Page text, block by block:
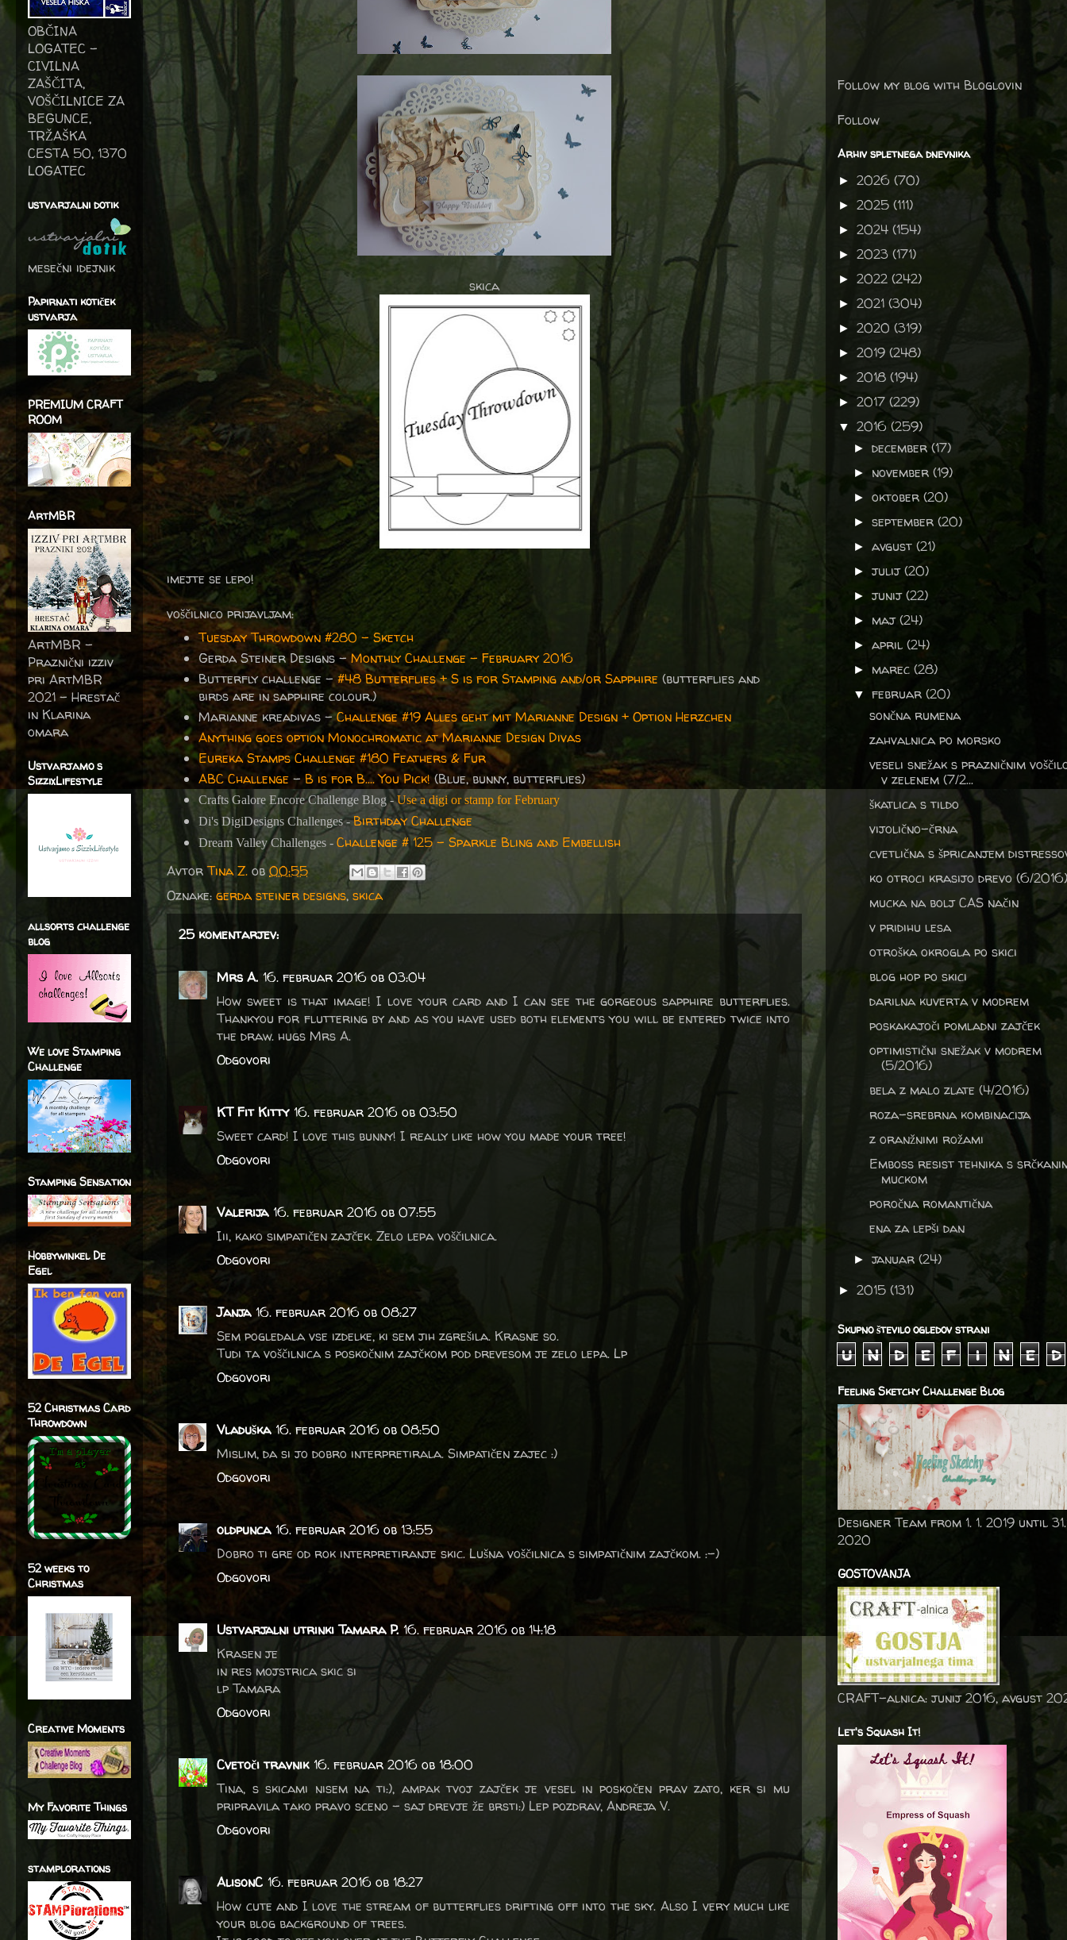
skica
imejte se lepo!
voščilnico prijavljam:
Tuesday Throwdown #280 - Sketch
Gerda Steiner Designs -Monthly Challenge - February 2016
Butterfly challenge - #48 Butterflies + S is for Stamping and/or Sapphire (butterflies and
birds are in sapphire colour.)
Marianne kreadivas -Challenge #19 Alles geht mit Marianne Design + Option Herzchen
Anything goes option Monochromatic at Marianne Design Divas
Eureka Stamps Challenge #180 Feathers & Fur
ABC Challenge -B is for B.... You Pick!(Blue, bunny, butterflies)
Crafts Galore Encore Challenge Blog -Use a digi or stamp for February
Di's DigiDesigns Challenges -Birthday Challenge
Dream Valley Challenges - Challenge # 125 - Sparkle Bling and Embellish
AvtorTina Z. ob 00:55
Oznake: gerda steiner designs, skica
25 komentarjev:
Mrs A. 16. februar 2016 ob 03:04
How sweet is that image! I love your card and I can see the gorgeous sapphire butterflies.
Thankyou for fluttering by and as you have used both elements you will be entered twice into
the draw. hugs Mrs A.
Odgovori
KT Fit Kitty 16. februar 2016 ob 03:50
Sweet card! I love this bunny! I really like how you made your tree!
Odgovori
Valerija 16. februar 2016 ob 07:55
Iii, kako simpatičen zajček. Zelo lepa voščilnica.
Odgovori
Janja 16. februar 2016 ob 08:27
Sem pogledala vse izdelke, ki sem jih zgrešila. Krasne so.
Tudi ta voščilnica s poskočnim zajčkom pod drevesom je zelo lepa. Lp
Odgovori
Vladuška 16. februar 2016 ob 08:50
Mislim, da si jo dobro interpretirala. Simpatičen zajec :)
Odgovori
oldpunca 16. februar 2016 ob 13:55
Dobro ti gre od rok interpretiranje skic. Lušna voščilnica s simpatičnim zajčkom. :-)
Odgovori
Ustvarjalni utrinki Tamara P. 16. februar 2016 ob 14:18
Krasen je
in res mojstrica skic si
lp Tamara
Odgovori
Cvetoči travnik 16. februar 2016 ob 18:00
Tina, s skicami nisem na ti:), ampak tvoj zajček je vesel in poskočen prav zato, ker si mu
pripravila tako pravo sceno - saj drevje že brsti:) Lep pozdrav, Andreja V.
Odgovori
AlisonC 16. februar 2016 ob 18:27
How cute and I love the stream of butterflies drifting off into the sky. Also I very much like
your blog background of trees.
OBČINA
LOGATEC -
CIVILNA
ZAŠČITA,
VOŠČILNICE ZA
BEGUNCE,
TRŽAŠKA
CESTA 50, 1370
LOGATEC
ustvarjalni dotik
mesečni idejnik
Papirnati kotiček
ustvarja
PREMIUM CRAFT
ROOM
ArtMBR
ArtMBR -
Praznični izziv
pri ArtMBR
2021 – Hrestač
in Klarina
omara
Ustvarjamo s
SizzixLifestyle
allsorts challenge
blog
We love Stamping
Challenge
Stamping Sensation
Hobbywinkel De
Egel
52 Christmas Card
Throwdown
52 weeks to
Christmas
Creative Moments
My Favorite Things
stamplorations
Follow my blog with Bloglovin
Follow
Arhiv spletnega dnevnika
► 2026 (70)
► 2025 (111)
► 2024 (154)
► 2023 (171)
► 2022 (242)
► 2021 (304)
► 2020 (319)
► 2019 (248)
► 2018 (194)
► 2017 (229)
▼ 2016 (259)
►december(17)
► november(19)
►oktober(20)
►september(20)
►avgust(21)
►julij(20)
►junij(22)
► maj(24)
►april(24)
► marec(28)
▼februar(20)
sončna rumena
zahvalnica po morsko
veseli snežak s prazničnim
v zelenem (7/2...
škatlica s tildo
vijolično-črna
cvetlična s špricanjem
ko otroci krasijo drevo (6/2016)
mucka na bolj CAS način
v pridihu lesa
otroška okrogla po skici
blog hop po skici
darilna kuverta v modrem
poskakajoči pomladni zajček
optimistični snežak v modrem
(5/2016)
bela z malo zlate (4/2016)
roza-srebrna kombinacija
z oranžnimi rožami
Emboss resist tehnika s
muckom
poročna romantična
ena za lepši dan
►januar(24)
► 2015 (131)
Skupno število ogledov strani
u n d e f i n e d
Feeling Sketchy Challenge Blog
Designer Team from 1. 1. 2019 until
2020
GOSTOVANJA
CRAFT-alnica: junij 2016, avgust
Let's Squash It!